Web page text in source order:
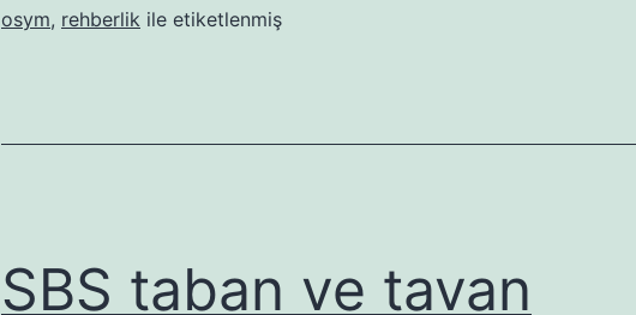
açıklandı
osym, rehberlik ile etiketlenmiş
SBS taban ve tavan